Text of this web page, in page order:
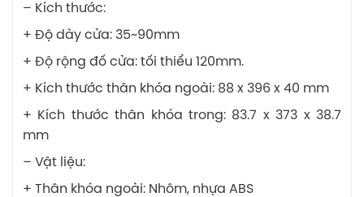
– Kích thước:
+ Độ dày cửa: 35~90mm
+ Độ rộng đố cửa: tối thiểu 120mm.
+ Kích thước thân khóa ngoài: 88 x 396 x 40 mm
+ Kích thước thân khóa trong: 83.7 x 373 x 38.7
mm
– Vật liệu:
+ Thân khóa ngoài: Nhôm, nhựa ABS